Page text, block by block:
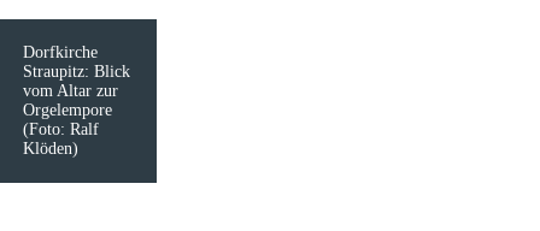
Dorfkirche
Straupitz: Blick
vom Altar zur
Orgelempore
(Foto: Ralf
Klöden)